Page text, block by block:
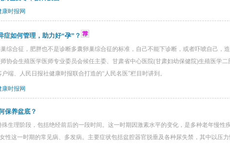
时报网
症如何管理，助力好“孕”？
综合征，肥胖也不是诊断多囊卵巢综合征的标准，自己不能下诊断，或者吓唬自己，
协会生殖医学医师专业委员会候任主委、甘肃省中心医院(甘肃妇幼保健院)生殖医学二
端、人民日报社健康时报联合打造的“人民名医”栏目时讲到。
时报网
保养盆底？
生理阶段，包括绝经前后的一段时间。这一时期因激素水平的变化，是多种老年慢性
性这一时期的常见病、多发病。主要症状包括盆腔器官脱垂及各种尿失禁，其中以压